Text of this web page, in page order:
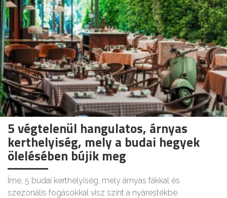
5 végtelenül hangulatos, árnyas
kerthelyiség, mely a budai hegyek
ölelésében bújik meg
Íme, 5 budai kerthelyiség, mely árnyas fákkal és
szezonális fogásokkal visz színt a nyárestékbe.